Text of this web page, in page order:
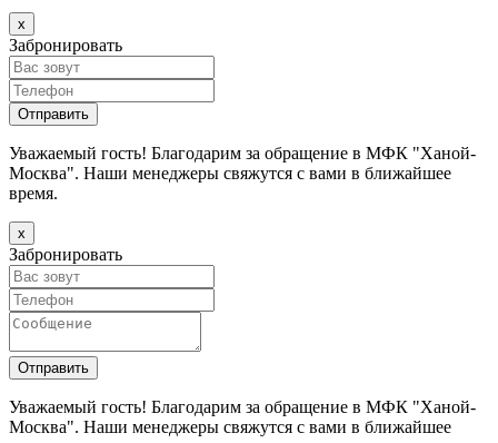
х
Забронировать
Уважаемый гость! Благодарим за обращение в МФК "Ханой-
Москва". Наши менеджеры свяжутся с вами в ближайшее
время.
х
Забронировать
Уважаемый гость! Благодарим за обращение в МФК "Ханой-
Москва". Наши менеджеры свяжутся с вами в ближайшее